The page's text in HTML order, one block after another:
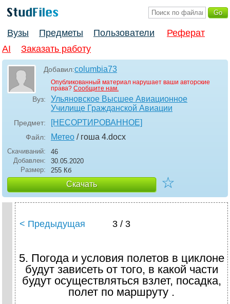
Вузы Предметы Пользователи
Реферат
AI
Заказать работу
Добавил:columbia73
Опубликованный материал нарушает ваши авторские
права? Сообщите нам.
Вуз:
Ульяновское Высшее Авиационное
Училище Гражданской Авиации
Предмет: [НЕСОРТИРОВАННОЕ]
Файл: Метео / гоша 4.docx
Скачиваний:
46
Добавлен:
30.05.2020
Размер:
255 Кб
Скачать ☆
< Предыдущая 3 / 3
5. Погода и условия полетов в циклоне
будут зависеть от того, в какой части
будут осуществляться взлет, посадка,
полет по маршруту .